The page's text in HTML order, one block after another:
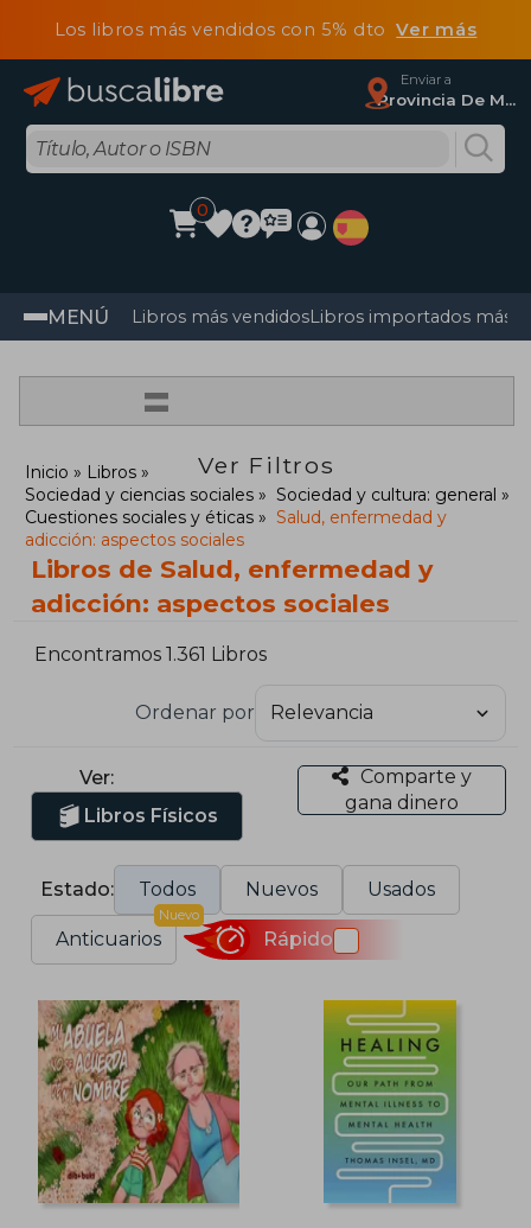
Los libros más vendidos con 5% dtoVer más
Enviar a
Provincia De Madrid
0
MENÚ Libros más vendidosLibros importados más
=
Ver Filtros
Inicio
Libros
Sociedad y ciencias sociales
Sociedad y cultura: general
Cuestiones sociales y éticas
Salud, enfermedad y
adicción: aspectos sociales
Libros de Salud, enfermedad y
adicción: aspectos sociales
Encontramos 1.361 Libros
Ordenar por
Ver:
Libros Físicos
Comparte y
gana dinero
Estado: Todos Nuevos Usados
Anticuarios
Nuevo
Rápido